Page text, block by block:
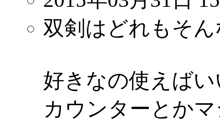
双剣はどれもそ
好きなの使えばい
カウンターとか